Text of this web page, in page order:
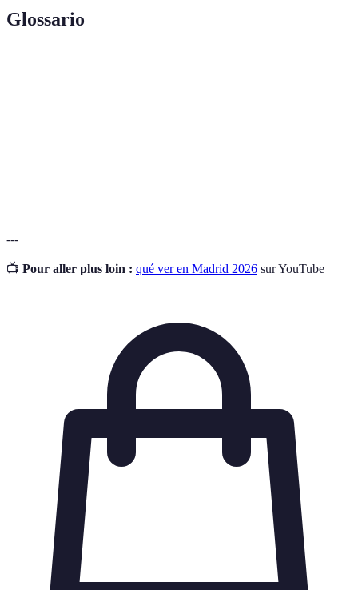
Glossario
---
📺 Pour aller plus loin : qué ver en Madrid 2026 sur YouTube